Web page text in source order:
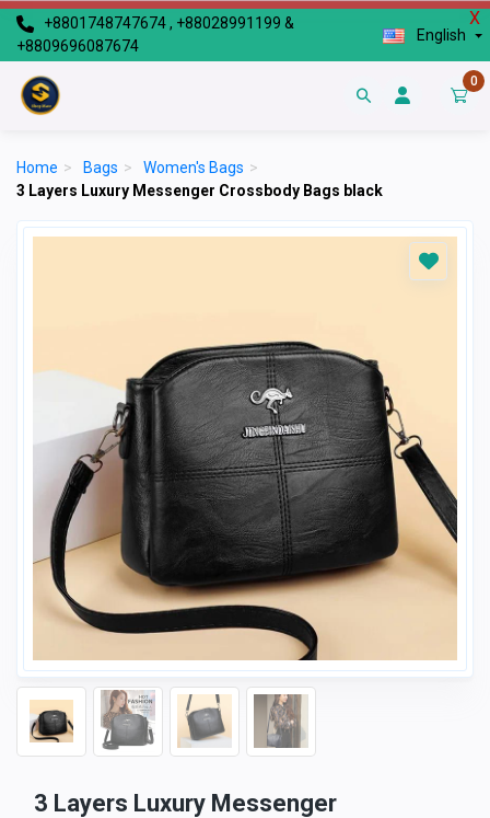
X
+8801748747674 , +88028991199 &
+8809696087674
English
0
Home > Bags > Women's Bags >
3 Layers Luxury Messenger Crossbody Bags black
3 Layers Luxury Messenger